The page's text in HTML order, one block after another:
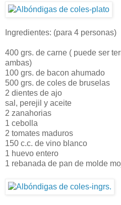
Ingredientes: (para 4 personas)
400 grs. de carne ( puede ser
ambas)
100 grs. de bacon ahumado
500 grs. de coles de bruselas
2 dientes de ajo
sal, perejil y aceite
2 zanahorias
1 cebolla
2 tomates maduros
150 c.c. de vino blanco
1 huevo entero
1 rebanada de pan de molde